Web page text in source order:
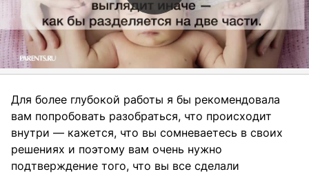
Для более глубокой работы я бы рекомендовала
вам попробовать разобраться, что происходит
внутри — кажется, что вы сомневаетесь в своих
решениях и поэтому вам очень нужно
подтверждение того, что вы все сделали